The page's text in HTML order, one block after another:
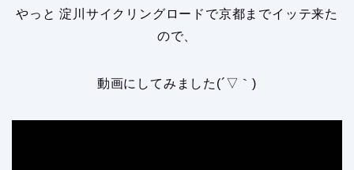
やっと 淀川サイクリングロードで京都までイッテ来た
ので、
動画にしてみました(´▽｀)